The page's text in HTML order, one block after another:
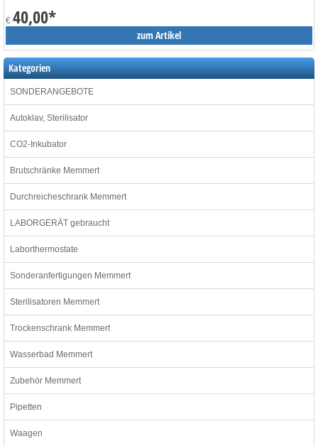
€ 40,00*
zum Artikel
Kategorien
SONDERANGEBOTE
Autoklav, Sterilisator
CO2-Inkubator
Brutschränke Memmert
Durchreicheschrank Memmert
LABORGERÄT gebraucht
Laborthermostate
Sonderanfertigungen Memmert
Sterilisatoren Memmert
Trockenschrank Memmert
Wasserbad Memmert
Zubehör Memmert
Pipetten
Waagen